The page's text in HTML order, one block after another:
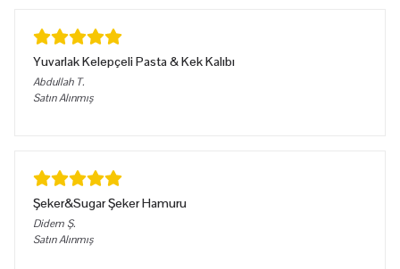
Yuvarlak Kelepçeli Pasta & Kek Kalıbı
Abdullah T.
Satın Alınmış
Şeker&Sugar Şeker Hamuru
Didem Ş.
Satın Alınmış